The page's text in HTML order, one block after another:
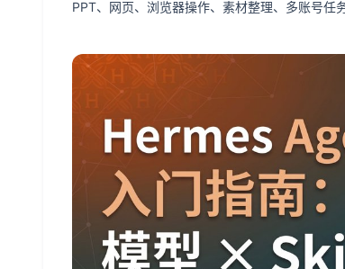
PPT、网页、浏览器操作、素材整理、多账号任